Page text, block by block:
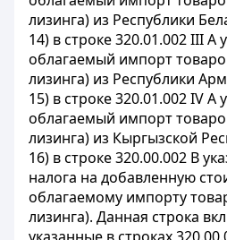
лизинга) из Республики
14) в строке 320.01.002 III А
облагаемый импорт
лизинга) из Республики
15) в строке 320.01.002 IV А
облагаемый импорт
лизинга) из Кыргызской
16) в строке 320.00.002 В
налога на добавленную
облагаемому импорту
лизинга). Данная строка